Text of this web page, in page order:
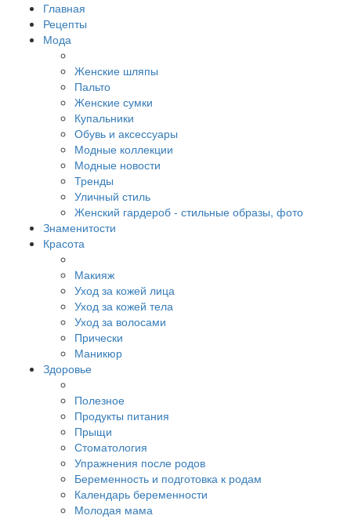
Главная
Рецепты
Мода
Женские шляпы
Пальто
Женские сумки
Купальники
Обувь и аксессуары
Модные коллекции
Модные новости
Тренды
Уличный стиль
Женский гардероб - стильные образы, фото
Знаменитости
Красота
Макияж
Уход за кожей лица
Уход за кожей тела
Уход за волосами
Прически
Маникюр
Здоровье
Полезное
Продукты питания
Прыщи
Стоматология
Упражнения после родов
Беременность и подготовка к родам
Календарь беременности
Молодая мама